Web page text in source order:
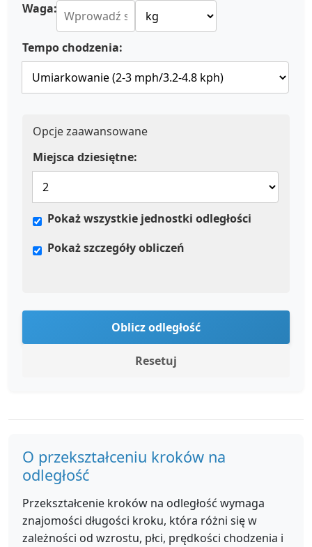
Waga:
Tempo chodzenia:
Opcje zaawansowane
Miejsca dziesiętne:
Pokaż wszystkie jednostki odległości
Pokaż szczegóły obliczeń
Oblicz odległość
Resetuj
O przekształceniu kroków na
odległość
Przekształcenie kroków na odległość wymaga
znajomości długości kroku, która różni się w
zależności od wzrostu, płci, prędkości chodzenia i